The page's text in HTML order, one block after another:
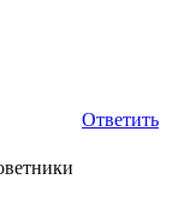
Ответить